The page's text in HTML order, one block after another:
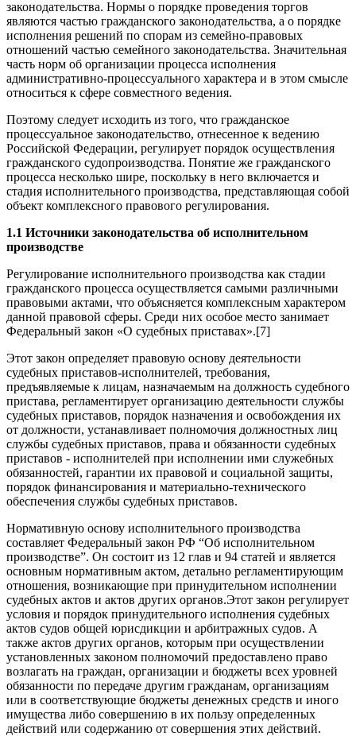
законодательства. Нормы о порядке проведения торгов
являются частью гражданского законодательства, а о порядке
исполнения решений по спорам из семейно-правовых
отношений частью семейного законодательства. Значительная
часть норм об организации процесса исполнения
административно-процессуального характера и в этом смысле
относиться к сфере совместного ведения.
Поэтому следует исходить из того, что гражданское
процессуальное законодательство, отнесенное к ведению
Российской Федерации, регулирует порядок осуществления
гражданского судопроизводства. Понятие же гражданского
процесса несколько шире, поскольку в него включается и
стадия исполнительного производства, представляющая собой
объект комплексного правового регулирования.
1.1 Источники законодательства об исполнительном
производстве
Регулирование исполнительного производства как стадии
гражданского процесса осуществляется самыми различными
правовыми актами, что объясняется комплексным характером
данной правовой сферы. Среди них особое место занимает
Федеральный закон «О судебных приставах».[7]
Этот закон определяет правовую основу деятельности
судебных приставов-исполнителей, требования,
предъявляемые к лицам, назначаемым на должность судебного
пристава, регламентирует организацию деятельности службы
судебных приставов, порядок назначения и освобождения их
от должности, устанавливает полномочия должностных лиц
службы судебных приставов, права и обязанности судебных
приставов - исполнителей при исполнении ими служебных
обязанностей, гарантии их правовой и социальной защиты,
порядок финансирования и материально-технического
обеспечения службы судебных приставов.
Нормативную основу исполнительного производства
составляет Федеральный закон РФ “Об исполнительном
производстве”. Он состоит из 12 глав и 94 статей и является
основным нормативным актом, детально регламентирующим
отношения, возникающие при принудительном исполнении
судебных актов и актов других органов.Этот закон регулирует
условия и порядок принудительного исполнения судебных
актов судов общей юрисдикции и арбитражных судов. А
также актов других органов, которым при осуществлении
установленных законом полномочий предоставлено право
возлагать на граждан, организации и бюджеты всех уровней
обязанности по передаче другим гражданам, организациям
или в соответствующие бюджеты денежных средств и иного
имущества либо совершению в их пользу определенных
действий или содержанию от совершения этих действий.